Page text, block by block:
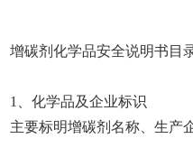
增碳剂化学品安全说明书目
1、化学品及企业标识
主要标明增碳剂名称、生产